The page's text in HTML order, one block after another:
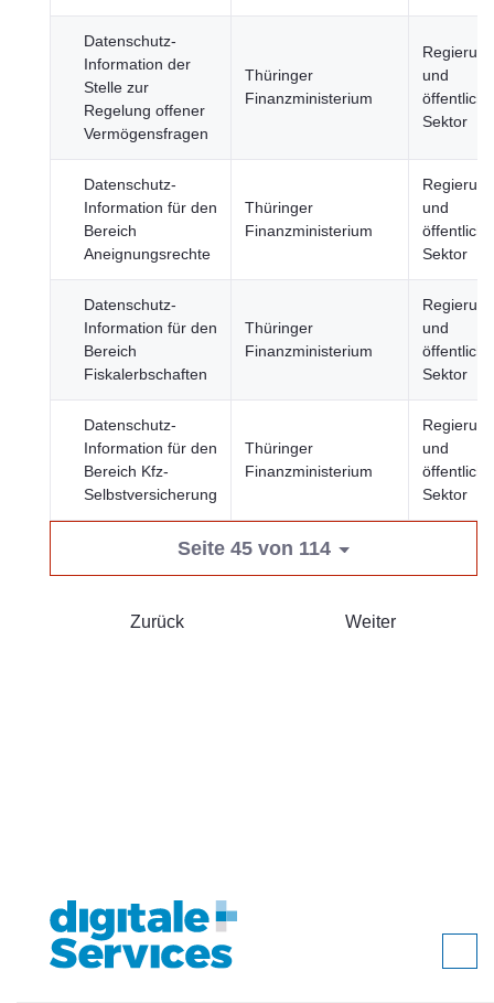
Datenschutz-
Information der
Stelle zur
Regelung offener
Vermögensfragen
Thüringer
Finanzministerium
Regierung
und
Sektor
Datenschutz-
Information für den
Bereich
Aneignungsrechte
Thüringer
Finanzministerium
Regierung
und
Sektor
Datenschutz-
Information für den
Bereich
Fiskalerbschaften
Thüringer
Finanzministerium
Regierung
und
Sektor
Datenschutz-
Information für den
Bereich Kfz-
Selbstversicherung
Thüringer
Finanzministerium
Regierung
und
Sektor
Seite 45 von 114
Zurück Weiter